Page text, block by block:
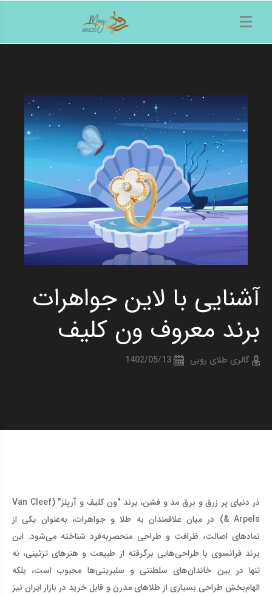
آشنایی با لاین جواهرات
برند معروف ون کلیف
گالری طلای روبی
در دنیای پر زرق و برق مد و فشن، برند "ون کلیف و آرپلز
" (Van Cleef
& Arpels)
در میان علاقمندان به طلا و جواهرات، به‌عنوان یکی از
نمادهای اصالت، ظرافت و طراحی منحصربه‌فرد شناخته می‌شود. این
برند فرانسوی با طراحی‌هایی برگرفته از طبیعت و هنرهای تزئینی، نه
تنها در بین خاندان‌های سلطنتی و سلبریتی‌ها محبوب است، بلکه
الهام‌بخش طراحی بسیاری از طلاهای مدرن و قابل خرید در بازار ایران نیز